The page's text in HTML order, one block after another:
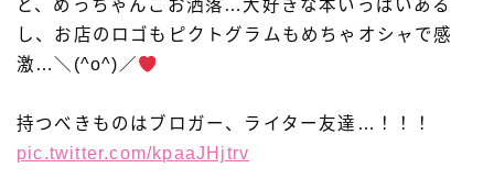
ど、めっちゃんこお洒落…大好きな本いっぱいある
し、お店のロゴもピクトグラムもめちゃオシャで感
激…＼(^o^)／
持つべきものはブロガー、ライター友達…！！！
pic.twitter.com/kpaaJHjtrv